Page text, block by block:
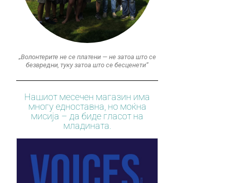
„Волонтерите не се платени — не затоа што се
безвредни, туку затоа што се бесценети“
Нашиот месечен магазин има
многу едноставна, но моќна
мисија – да биде гласот на
младината.